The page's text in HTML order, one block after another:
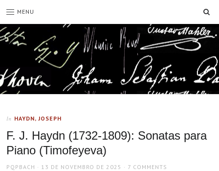
MENU
In HAYDN, JOSEPH
F. J. Haydn (1732-1809): Sonatas para
Piano (Timofeyeva)
AUTHOR
PQPBACH
POSTED
13 DE NOVEMBRO DE 2025 7 COMMENTS